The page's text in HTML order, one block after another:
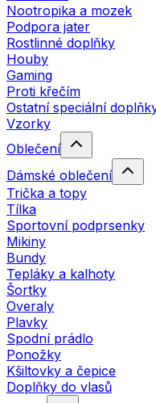
Nootropika a mozek
Podpora jater
Rostlinné doplňky
Houby
Gaming
Proti křečím
Ostatní speciální
Vzorky
Oblečení
Dámské oblečení
Trička a topy
Tílka
Sportovní podprsenky
Mikiny
Bundy
Tepláky a kalhoty
Šortky
Overaly
Plavky
Spodní prádlo
Ponožky
Kšiltovky a čepice
Doplňky do vlasů